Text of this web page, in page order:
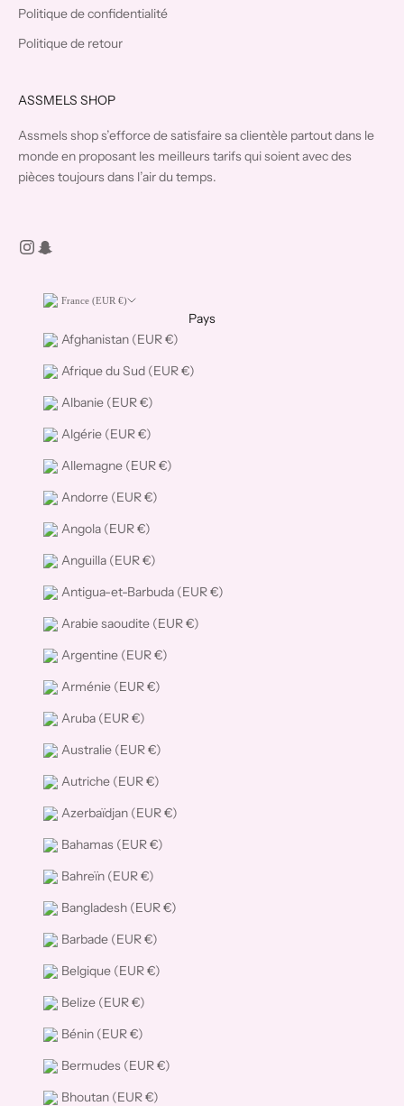
Politique de confidentialité
Politique de retour
ASSMELS SHOP
Assmels shop s’efforce de satisfaire sa clientèle partout dans le
monde en proposant les meilleurs tarifs qui soient avec des
pièces toujours dans l’air du temps.
France (EUR €)
Pays
Afghanistan (EUR €)
Afrique du Sud (EUR €)
Albanie (EUR €)
Algérie (EUR €)
Allemagne (EUR €)
Andorre (EUR €)
Angola (EUR €)
Anguilla (EUR €)
Antigua-et-Barbuda (EUR €)
Arabie saoudite (EUR €)
Argentine (EUR €)
Arménie (EUR €)
Aruba (EUR €)
Australie (EUR €)
Autriche (EUR €)
Azerbaïdjan (EUR €)
Bahamas (EUR €)
Bahreïn (EUR €)
Bangladesh (EUR €)
Barbade (EUR €)
Belgique (EUR €)
Belize (EUR €)
Bénin (EUR €)
Bermudes (EUR €)
Bhoutan (EUR €)